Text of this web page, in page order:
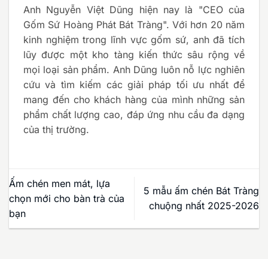
Anh Nguyễn Việt Dũng hiện nay là "CEO của
Gốm Sứ Hoàng Phát Bát Tràng". Với hơn 20 năm
kinh nghiệm trong lĩnh vực gốm sứ, anh đã tích
lũy được một kho tàng kiến thức sâu rộng về
mọi loại sản phẩm. Anh Dũng luôn nỗ lực nghiên
cứu và tìm kiếm các giải pháp tối ưu nhất để
mang đến cho khách hàng của mình những sản
phẩm chất lượng cao, đáp ứng nhu cầu đa dạng
của thị trường.
Ấm chén men mát, lựa
chọn mới cho bàn trà của
bạn
5 mẫu ấm chén Bát Tràng
chuộng nhất 2025-2026